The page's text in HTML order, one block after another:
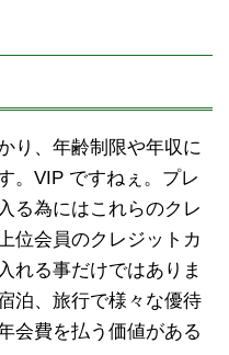
り、年齢制限や年収に
。VIP ですねぇ。プレ
る為にはこれらのクレ
位会員のクレジットカ
れる事だけではありま
泊、旅行で様々な優待
会費を払う価値がある